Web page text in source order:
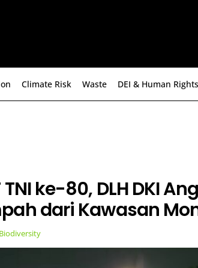
Climate Risk Waste DEI & Human Rights
TNI ke-80, DLH DKI
dari Kawasan
Biodiversity